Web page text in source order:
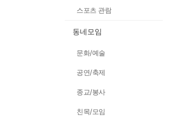
스포츠 관람
동네모임
문화/예술
공연/축제
종교/봉사
친목/모임